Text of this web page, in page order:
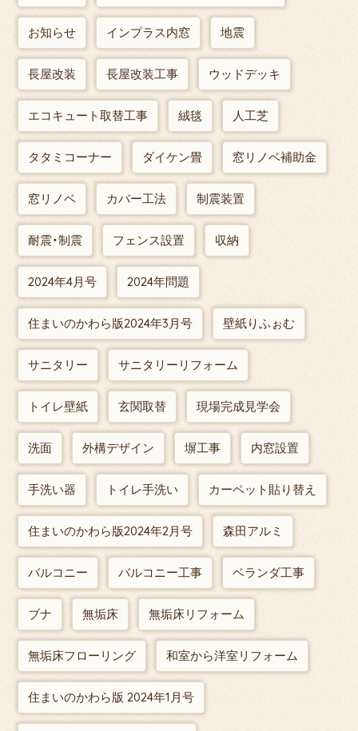
お知らせ インプラス内窓 地震
長屋改装 長屋改装工事 ウッドデッキ
エコキュート取替工事 絨毯 人工芝
タタミコーナー ダイケン畳 窓リノベ補助金
窓リノベ カバー工法 制震装置
耐震・制震 フェンス設置 収納
2024年4月号 2024年問題
住まいのかわら版2024年3月号 壁紙りふぉむ
サニタリー サニタリーリフォーム
トイレ壁紙 玄関取替 現場完成見学会
洗面 外構デザイン 塀工事 内窓設置
手洗い器 トイレ手洗い カーペット貼り替え
住まいのかわら版2024年2月号 森田アルミ
バルコニー バルコニー工事 ベランダ工事
ブナ 無垢床 無垢床リフォーム
無垢床フローリング 和室から洋室リフォーム
住まいのかわら版 2024年1月号